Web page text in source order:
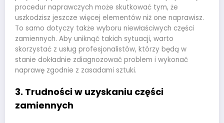
procedur naprawczych może skutkować tym, że
uszkodzisz jeszcze więcej elementów niż one naprawisz.
To samo dotyczy także wyboru niewłaściwych części
zamiennych. Aby uniknąć takich sytuacji, warto
skorzystać z usług profesjonalistów, którzy będą w
stanie dokładnie zdiagnozować problem i wykonać
naprawę zgodnie z zasadami sztuki.
3. Trudności w uzyskaniu części
zamiennych